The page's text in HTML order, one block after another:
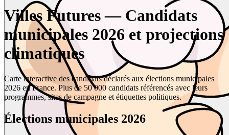
Villes Futures — Candidats
municipales 2026 et projections
climatiques
Carte interactive des candidats déclarés aux élections municipales
2026 en France. Plus de 50 000 candidats référencés avec leurs
programmes, sites de campagne et étiquettes politiques.
Élections municipales 2026